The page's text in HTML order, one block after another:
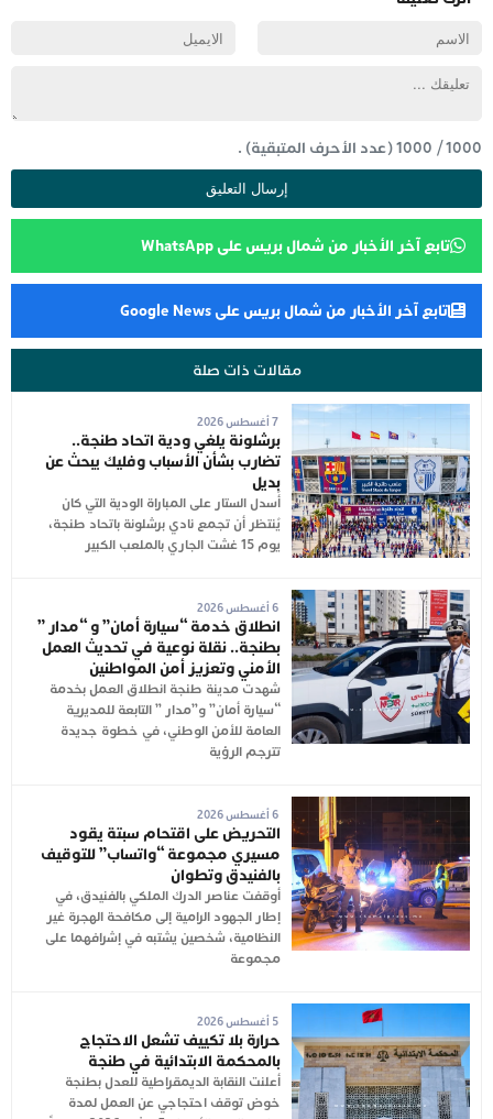
1000
/
1000(عدد الأحرف المتبقية) .
تابع آخر الأخبار من شمال بريس على WhatsApp
تابع آخر الأخبار من شمال بريس على Google News
مقالات ذات صلة
7 أغسطس 2026
برشلونة يلغي ودية اتحاد طنجة..
تضارب بشأن الأسباب وفليك يبحث عن
بديل
أُسدل الستار على المباراة الودية التي كان
يُنتظر أن تجمع نادي برشلونة باتحاد طنجة،
يوم 15 غشت الجاري بالملعب الكبير
6 أغسطس 2026
انطلاق خدمة “سيارة أمان” و “مدار ”
بطنجة.. نقلة نوعية في تحديث العمل
الأمني وتعزيز أمن المواطنين
شهدت مدينة طنجة انطلاق العمل بخدمة
“سيارة أمان” و”مدار ” التابعة للمديرية
العامة للأمن الوطني، في خطوة جديدة
تترجم الرؤية
6 أغسطس 2026
التحريض على اقتحام سبتة يقود
مسيري مجموعة “واتساب” للتوقيف
بالفنيدق وتطوان
أوقفت عناصر الدرك الملكي بالفنيدق، في
إطار الجهود الرامية إلى مكافحة الهجرة غير
النظامية، شخصين يشتبه في إشرافهما على
مجموعة
5 أغسطس 2026
حرارة بلا تكييف تشعل الاحتجاج
بالمحكمة الابتدائية في طنجة
أعلنت النقابة الديمقراطية للعدل بطنجة
خوض توقف احتجاجي عن العمل لمدة